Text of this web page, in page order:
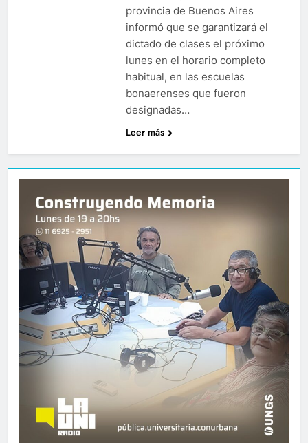
provincia de Buenos Aires
informó que se garantizará el
dictado de clases el próximo
lunes en el horario completo
habitual, en las escuelas
bonaerenses que fueron
designadas…
Leer más